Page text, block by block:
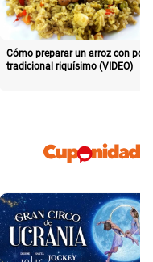
Cómo preparar un arroz con pollo
tradicional riquísimo (VIDEO)